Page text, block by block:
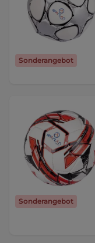
Sonderangebot
Sonderangebot